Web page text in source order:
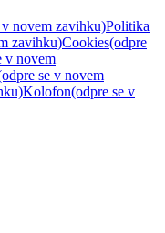
v novem zavihku)Politika
zavihku)Cookies(odpre
v novem
se v novem
Kolofon(odpre se v